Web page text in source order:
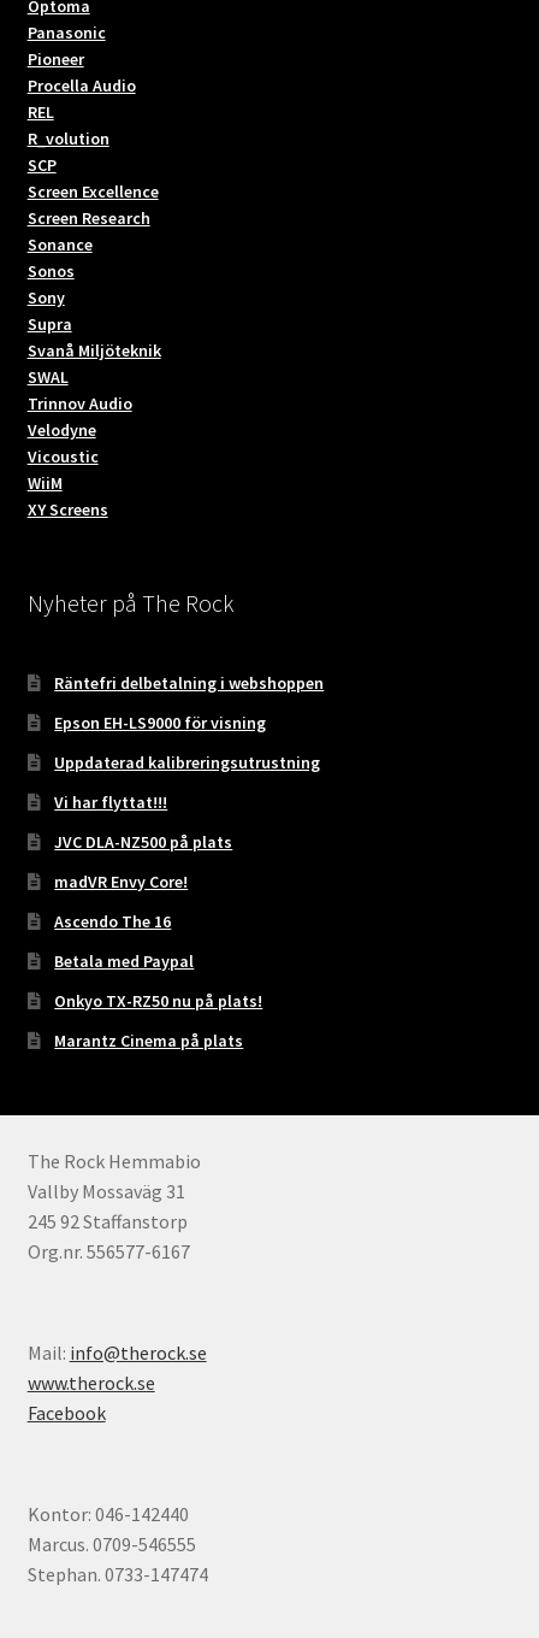
Optoma
Panasonic
Pioneer
Procella Audio
REL
R_volution
SCP
Screen Excellence
Screen Research
Sonance
Sonos
Sony
Supra
Svanå Miljöteknik
SWAL
Trinnov Audio
Velodyne
Vicoustic
WiiM
XY Screens
Nyheter på The Rock
Räntefri delbetalning i webshoppen
Epson EH-LS9000 för visning
Uppdaterad kalibreringsutrustning
Vi har flyttat!!!
JVC DLA-NZ500 på plats
madVR Envy Core!
Ascendo The 16
Betala med Paypal
Onkyo TX-RZ50 nu på plats!
Marantz Cinema på plats
The Rock Hemmabio
Vallby Mossaväg 31
245 92 Staffanstorp
Org.nr. 556577-6167
Mail: info@therock.se
www.therock.se
Facebook
Kontor: 046-142440
Marcus. 0709-546555
Stephan. 0733-147474